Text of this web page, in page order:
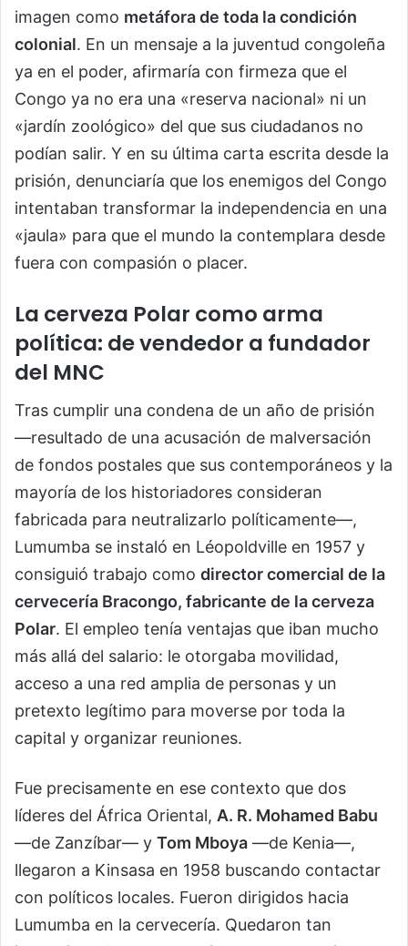
imagen como metáfora de toda la condición
colonial. En un mensaje a la juventud congoleña
ya en el poder, afirmaría con firmeza que el
Congo ya no era una «reserva nacional» ni un
«jardín zoológico» del que sus ciudadanos no
podían salir. Y en su última carta escrita desde la
prisión, denunciaría que los enemigos del Congo
intentaban transformar la independencia en una
«jaula» para que el mundo la contemplara desde
fuera con compasión o placer.
La cerveza Polar como arma
política: de vendedor a fundador
del MNC
Tras cumplir una condena de un año de prisión
—resultado de una acusación de malversación
de fondos postales que sus contemporáneos y la
mayoría de los historiadores consideran
fabricada para neutralizarlo políticamente—,
Lumumba se instaló en Léopoldville en 1957 y
consiguió trabajo como director comercial de la
cervecería Bracongo, fabricante de la cerveza
Polar. El empleo tenía ventajas que iban mucho
más allá del salario: le otorgaba movilidad,
acceso a una red amplia de personas y un
pretexto legítimo para moverse por toda la
capital y organizar reuniones.
Fue precisamente en ese contexto que dos
líderes del África Oriental, A. R. Mohamed Babu
—de Zanzíbar— y Tom Mboya —de Kenia—,
llegaron a Kinsasa en 1958 buscando contactar
con políticos locales. Fueron dirigidos hacia
Lumumba en la cervecería. Quedaron tan